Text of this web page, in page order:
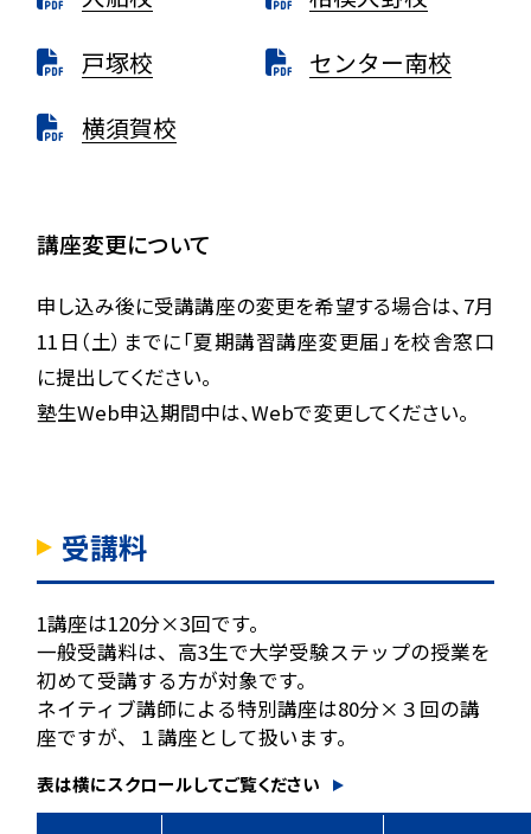
戸塚校
センター南校
横須賀校
講座変更について
申し込み後に受講講座の変更を希望する場合は、7月
11日（土）までに「夏期講習講座変更届」を校舎窓口
に提出してください。
塾生Web申込期間中は、Webで変更してください。
受講料
1講座は120分×3回です。
一般受講料は、高3生で大学受験ステップの授業を
初めて受講する方が対象です。
ネイティブ講師による特別講座は80分×３回の講
座ですが、１講座として扱います。
表は横にスクロールしてご覧ください